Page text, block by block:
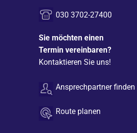
030 3702-27400
Sie möchten einen
Termin vereinbaren?
Kontaktieren Sie uns!
Ansprechpartner finden
Route planen